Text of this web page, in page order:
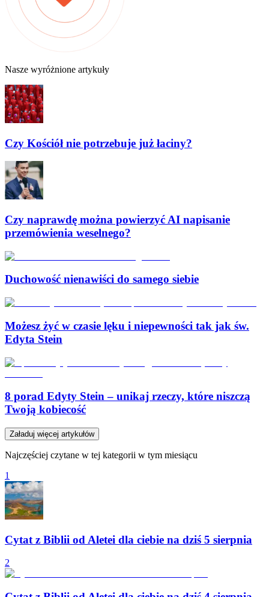
Nasze wyróżnione artykuły
Czy Kościół nie potrzebuje już łaciny?
Czy naprawdę można powierzyć AI napisanie
przemówienia weselnego?
Duchowość nienawiści do samego siebie
Możesz żyć w czasie lęku i niepewności tak jak św.
Edyta Stein
8 porad Edyty Stein – unikaj rzeczy, które niszczą
Twoją kobiecość
Załaduj więcej artykułów
Najczęściej czytane w tej kategorii w tym miesiącu
1
Cytat z Biblii od Aletei dla ciebie na dziś 5 sierpnia
2